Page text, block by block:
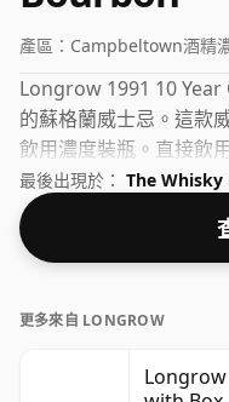
產區： Campbeltown酒精
Longrow 1991 10
的蘇格蘭威士忌。這款
飲用濃度裝瓶。直接飲
最後出現於： The Whisky
更多來自 LONGROW